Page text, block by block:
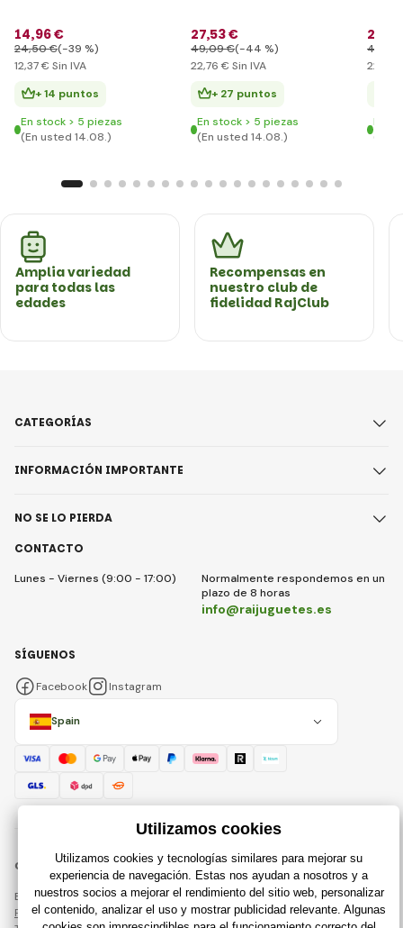
14,96 €
24,50 €(-39 %)
12,37 € Sin IVA
+ 14 puntos
En stock > 5 piezas
(En usted 14.08.)
27,53 €
49,09 €(-44 %)
22,76 € Sin IVA
+ 27 puntos
En stock > 5 piezas
(En usted 14.08.)
27
49
22
En
(En
Amplia variedad
para todas las
edades
Recompensas en
nuestro club de
fidelidad RajClub
CONTACTO
Lunes - Viernes (9:00 - 17:00)
Normalmente respondemos en un
plazo de 8 horas
info@raijuguetes.es
CATEGORÍAS
INFORMACIÓN IMPORTANTE
NO SE LO PIERDA
Spain
SÍGUENOS
Facebook Instagram
© 2018 - 2026 Raijuguetes.es, Todos los derechos reservados
Esta página está protegida por reCAPTCHA y se aplican
Política de privacidadcompañías de Google y su